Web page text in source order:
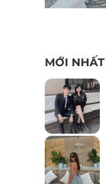
MỚI NHẤT